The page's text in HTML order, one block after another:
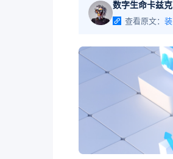
数字生命卡兹克
查看原文：